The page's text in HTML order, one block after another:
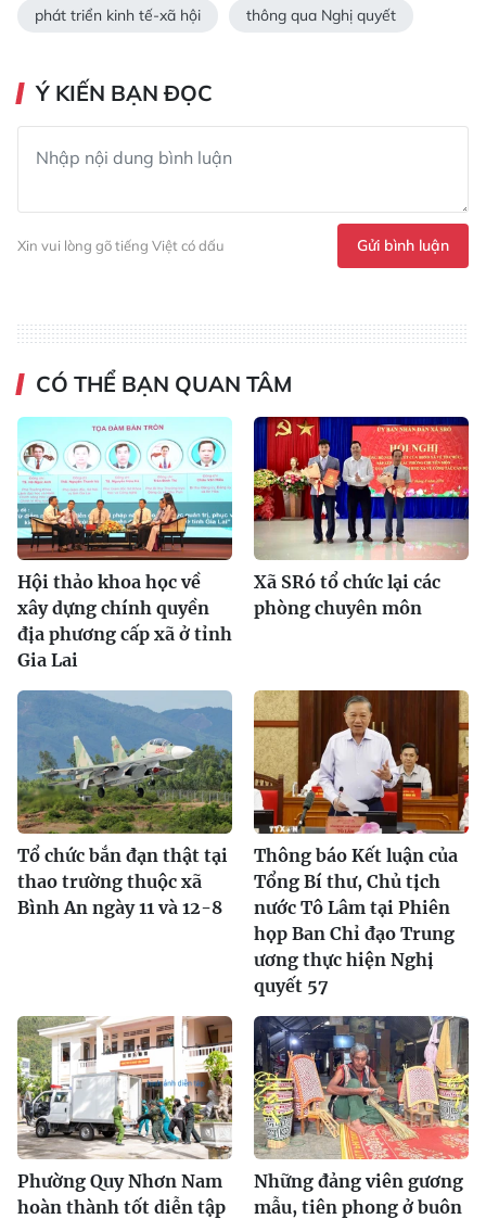
phát triển kinh tế-xã hội thông qua Nghị quyết
Ý KIẾN BẠN ĐỌC
Xin vui lòng gõ tiếng Việt có dấu Gửi bình luận
CÓ THỂ BẠN QUAN TÂM
Hội thảo khoa học về
xây dựng chính quyền
địa phương cấp xã ở tỉnh
Gia Lai
Xã SRó tổ chức lại các
phòng chuyên môn
Tổ chức bắn đạn thật tại
thao trường thuộc xã
Bình An ngày 11 và 12-8
Thông báo Kết luận của
Tổng Bí thư, Chủ tịch
nước Tô Lâm tại Phiên
họp Ban Chỉ đạo Trung
ương thực hiện Nghị
quyết 57
Phường Quy Nhơn Nam
hoàn thành tốt diễn tập
Những đảng viên gương
mẫu, tiên phong ở buôn